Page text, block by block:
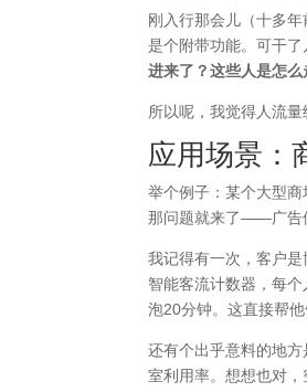
刚入行那会儿（十多
是个附带功能。可干
进来了？这些人是怎么
所以呢，我觉得人流
应用场景
举个例子：某个大型
那问题就来了——广告
我记得有一次，客户
智能客流计数器，每
泡20分钟。这直接帮他
还有个出乎意料的地
室利用率。想想也对，